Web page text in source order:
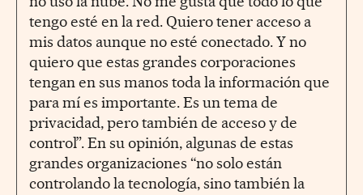
tengo esté en la red. Quiero tener acceso a
mis datos aunque no esté conectado. Y no
quiero que estas grandes corporaciones
tengan en sus manos toda la información que
para mí es importante. Es un tema de
privacidad, pero también de acceso y de
control”. En su opinión, algunas de estas
grandes organizaciones “no solo están
controlando la tecnología, sino también la